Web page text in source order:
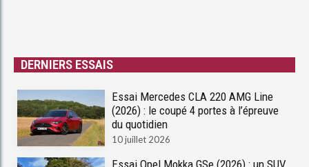
DERNIERS ESSAIS
Essai Mercedes CLA 220 AMG Line
(2026) : le coupé 4 portes à l’épreuve
du quotidien
10 juillet 2026
Essai Opel Mokka GSe (2026) : un SUV